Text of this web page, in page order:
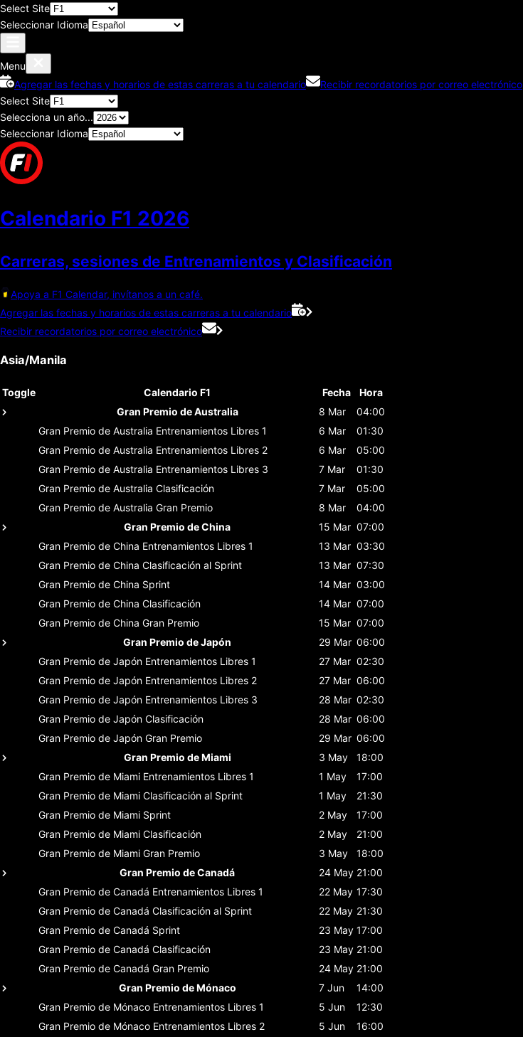
Select Site
Seleccionar Idioma
Menu
Agregar las fechas y horarios de estas carreras a tu calendario
Recibir recordatorios por correo electrónico
Select Site
Selecciona un año...
Seleccionar Idioma
Calendario F1 2026
Carreras, sesiones de Entrenamientos y Clasificación
Apoya a F1 Calendar, invítanos a un café.
Agregar las fechas y horarios de estas carreras a tu calendario
Recibir recordatorios por correo electrónico
Asia/Manila
Toggle Calendario F1 Fecha
Hora
Gran Premio de Australia
8 Mar
04:00
Gran Premio de Australia Entrenamientos Libres 1 6 Mar
01:30
Gran Premio de Australia Entrenamientos Libres 2 6 Mar
05:00
Gran Premio de Australia Entrenamientos Libres 3 7 Mar
01:30
Gran Premio de Australia Clasificación 7 Mar
05:00
Gran Premio de Australia Gran Premio 8 Mar
04:00
Gran Premio de China
15 Mar 07:00
Gran Premio de China Entrenamientos Libres 1 13 Mar 03:30
Gran Premio de China Clasificación al Sprint 13 Mar 07:30
Gran Premio de China Sprint 14 Mar 03:00
Gran Premio de China Clasificación 14 Mar 07:00
Gran Premio de China Gran Premio 15 Mar 07:00
Gran Premio de Japón
29 Mar 06:00
Gran Premio de Japón Entrenamientos Libres 1 27 Mar 02:30
Gran Premio de Japón Entrenamientos Libres 2 27 Mar 06:00
Gran Premio de Japón Entrenamientos Libres 3 28 Mar 02:30
Gran Premio de Japón Clasificación 28 Mar 06:00
Gran Premio de Japón Gran Premio 29 Mar 06:00
Gran Premio de Miami
3 May
18:00
Gran Premio de Miami Entrenamientos Libres 1 1 May
17:00
Gran Premio de Miami Clasificación al Sprint 1 May
21:30
Gran Premio de Miami Sprint 2 May
17:00
Gran Premio de Miami Clasificación 2 May
21:00
Gran Premio de Miami Gran Premio 3 May
18:00
Gran Premio de Canadá
24 May 21:00
Gran Premio de Canadá Entrenamientos Libres 1 22 May 17:30
Gran Premio de Canadá Clasificación al Sprint 22 May 21:30
Gran Premio de Canadá Sprint 23 May 17:00
Gran Premio de Canadá Clasificación 23 May 21:00
Gran Premio de Canadá Gran Premio 24 May 21:00
Gran Premio de Mónaco
7 Jun
14:00
Gran Premio de Mónaco Entrenamientos Libres 1 5 Jun
12:30
Gran Premio de Mónaco Entrenamientos Libres 2 5 Jun
16:00